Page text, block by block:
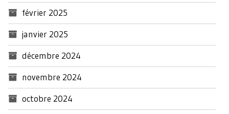
février 2025
janvier 2025
décembre 2024
novembre 2024
octobre 2024